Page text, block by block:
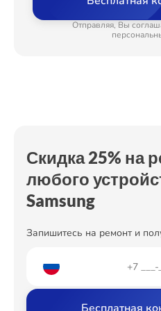
Замена нагревателя испарителя
Замена мотор-компрессора
Отправляя, Вы
Скидка 25% на
любого
Samsung
Запишитесь на ремонт и
Ремонт
Ремонт